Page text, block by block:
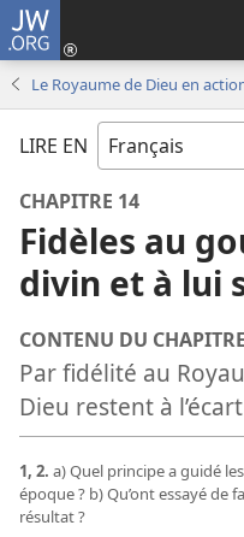
JW.ORG
Le Royaume de Dieu en
LIRE EN
CHAPITRE 14
Fidèles au
divin et à lui
CONTENU DU CHAPITRE
Par fidélité au
Dieu restent à
1, 2. a) Quel principe a guidé
époque ? b) Qu’ont essayé de
résultat ?